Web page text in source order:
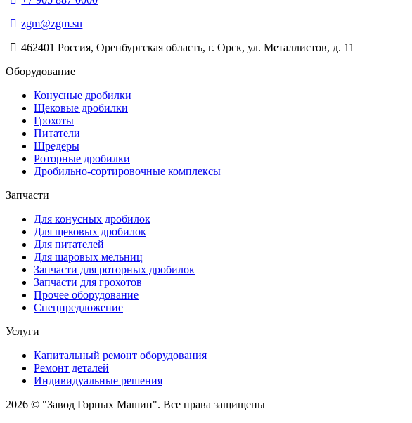
zgm@zgm.su
462401 Россия, Оренбургская область, г. Орск, ул. Металлистов, д. 11
Оборудование
Конусные дробилки
Щековые дробилки
Грохоты
Питатели
Шредеры
Роторные дробилки
Дробильно-сортировочные комплексы
Запчасти
Для конусных дробилок
Для щековых дробилок
Для питателей
Для шаровых мельниц
Запчасти для роторных дробилок
Запчасти для грохотов
Прочее оборудование
Спецпредложение
Услуги
Капитальный ремонт оборудования
Ремонт деталей
Индивидуальные решения
2026 © "Завод Горных Машин". Все права защищены